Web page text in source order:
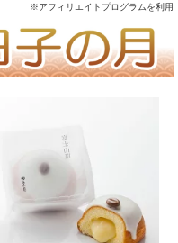
※アフィリエイトプログラムを利用